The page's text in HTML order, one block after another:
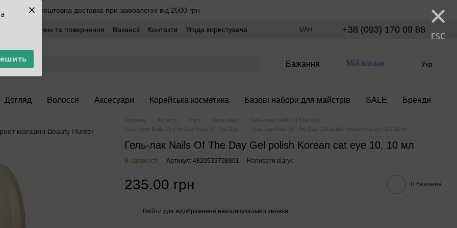
× ×
ESC
Безкоштовна доставка при замовленні від 2500 грн
Обмін та повернення Вакансії Контакти
Угода користувача
UAH +38 (093) 170 09 88
Бажання Мій кошик Укр
Догляд Волосся Аксесуари Корейська косметика Базові набори для майстрів SALE Бренди
Головна Каталог Нігті Гель-лаки
Гель-лаки Nails Of The Day
Гель-лаки Nails Of The Day Nails Of The Day
Гель-лак Nails Of The Day Gel polish Korean cat eye 10, 10 мл
Гель-лак Nails Of The Day Gel polish Korean cat eye 10, 10 мл
В наявності Артикул: 4820533798801 Написати відгук
235.00 грн В бажання
Ввійти для відображення накопичувальної знижки